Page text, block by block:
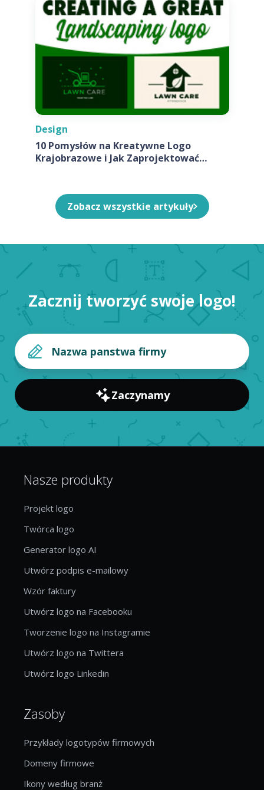
Design
10 Pomysłów na Kreatywne Logo
Krajobrazowe i Jak Zaprojektować
Zobacz wszystkie artykuły
Zacznij tworzyć swoje logo!
Zaczynamy
Nasze produkty
Projekt logo
Twórca logo
Generator logo AI
Utwórz podpis e-mailowy
Wzór faktury
Utwórz logo na Facebooku
Tworzenie logo na Instagramie
Utwórz logo na Twittera
Utwórz logo Linkedin
Zasoby
Przykłady logotypów firmowych
Domeny firmowe
Ikony według branż